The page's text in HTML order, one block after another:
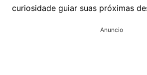
curiosidade guiar suas próximas
Anuncio